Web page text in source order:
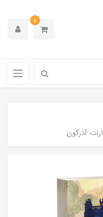
0
آذرگون